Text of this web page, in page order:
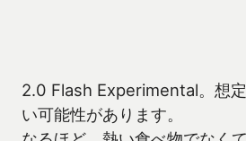
2.0 Flash Experimental。想
い可能性があります。